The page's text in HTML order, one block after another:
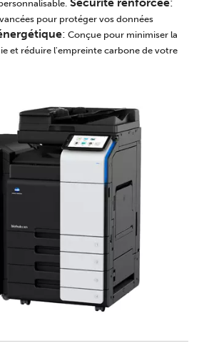
pour protéger vos données
: Conçue pour minimiser la
et réduire l'empreinte carbone de votre